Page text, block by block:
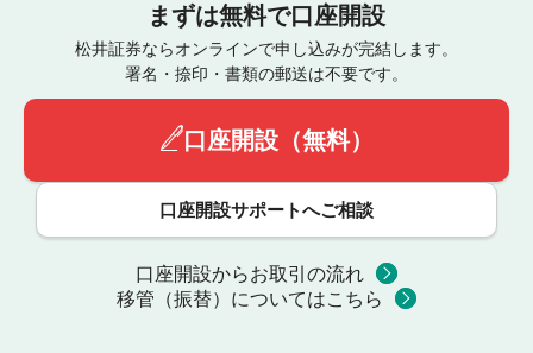
まずは無料で口座開設
松井証券ならオンラインで申し込みが完結します。
署名・捺印・書類の郵送は不要です。
口座開設（無料）
口座開設サポートへご相談
口座開設からお取引の流れ
移管（振替）についてはこちら